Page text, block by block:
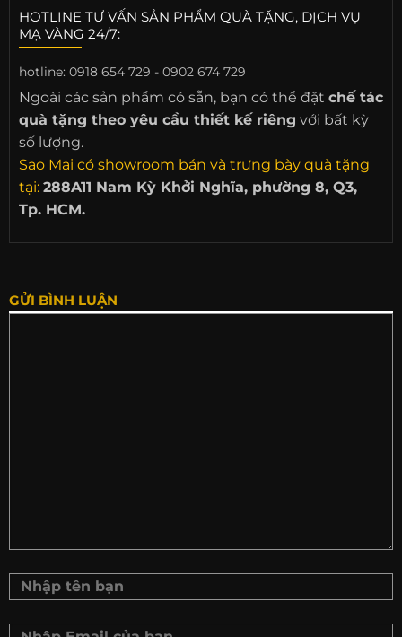
HOTLINE TƯ VẤN SẢN PHẨM QUÀ TẶNG, DỊCH VỤ
MẠ VÀNG 24/7:
hotline: 0918 654 729 - 0902 674 729
Ngoài các sản phẩm có sẵn, bạn có thể đặt chế tác
quà tặng theo yêu cầu thiết kế riêng với bất kỳ
số lượng.
Sao Mai có showroom bán và trưng bày quà tặng
tại: 288A11 Nam Kỳ Khởi Nghĩa, phường 8, Q3,
Tp. HCM.
GỬI BÌNH LUẬN